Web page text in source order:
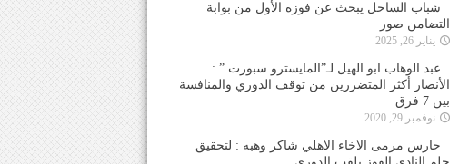
شباب الساحل يبحث عن فوزه الأول من بوابة
التضامن صور
يناير 26, 2025
عبد الوهاب ابو الهيل لـ”المايسترو سبورت ” :
الأنصار أكثر المتضررين من توقف الدوري والمنافسة
بين 7 فرق
نوفمبر 29, 2020
حارس مرمى الاخاء الاهلي شاكر وهبه : لتحقيق